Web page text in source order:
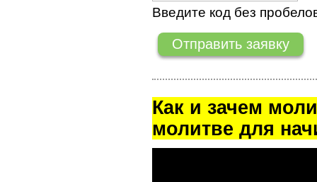
Введите код без
Как и зачем
молитве для